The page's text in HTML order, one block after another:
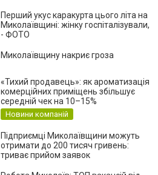
Перший укус каракурта цього літа на
Миколаївщині: жінку госпіталізували,
- ФОТО
Миколаївщину накриє гроза
«Тихий продавець»: як ароматизація
комерційних приміщень збільшує
середній чек на 10–15%
Новини компаній
Підприємці Миколаївщини можуть
отримати до 200 тисяч гривень:
триває прийом заявок